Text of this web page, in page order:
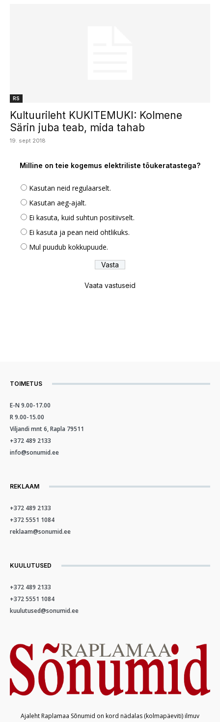
RS
Kultuurileht KUKITEMUKI: Kolmene
Särin juba teab, mida tahab
19. sept 2018
Milline on teie kogemus elektriliste tõukeratastega?
Kasutan neid regulaarselt.
Kasutan aeg-ajalt.
Ei kasuta, kuid suhtun positiivselt.
Ei kasuta ja pean neid ohtlikuks.
Mul puudub kokkupuude.
Vaata vastuseid
TOIMETUS
E-N 9.00-17.00
R 9.00-15.00
Viljandi mnt 6, Rapla 79511
+372 489 2133
info@sonumid.ee
REKLAAM
+372 489 2133
+372 5551 1084
reklaam@sonumid.ee
KUULUTUSED
+372 489 2133
+372 5551 1084
kuulutused@sonumid.ee
Ajaleht Raplamaa Sõnumid on kord nädalas (kolmapäeviti) ilmuv